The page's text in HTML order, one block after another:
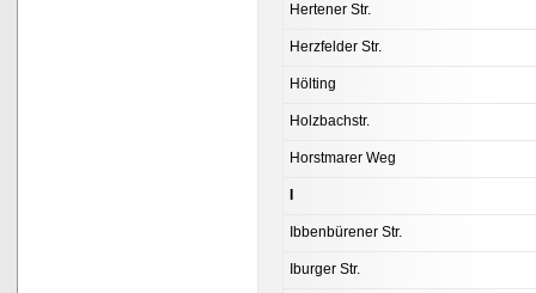
Hertener Str.
Herzfelder Str.
Hölting
Holzbachstr.
Horstmarer Weg
Ibbenbürener Str.
Iburger Str.